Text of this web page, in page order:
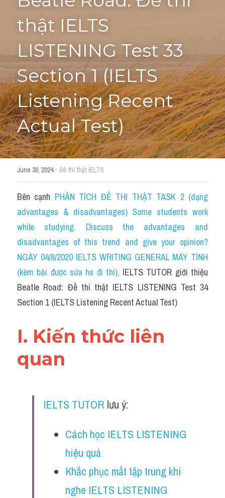
Tourism and Travelling
Pronunciation
Section 3
Section 4
Section 1
Social issues
Section 2
Map
Transcript
Cam
Series luyện nghe Tiếng Anh cùng IELTS T
Health and Medicine
Environment
Advice
IELTS Advice
Writing
HỌC THỬ
thật IELTS
LISTENING Test 33
Section 1 (IELTS
Listening Recent
Actual Test)
June 30, 2024· Đề thi thật IELTS
Bên cạnh PHÂN TÍCH ĐỀ THI THẬT TASK 2 (dạng
advantages & disadvantages) Some students work
while studying. Discuss the advantages and
disadvantages of this trend and give your opinion?
NGÀY 04/8/2020 IELTS WRITING GENERAL MÁY TÍNH
(kèm bài được sửa hs đi thi), IELTS TUTOR giới thiệu
Beatle Road: Đề thi thật IELTS LISTENING Test 34
Section 1 (IELTS Listening Recent Actual Test)
I. Kiến thức liên
quan
IELTS TUTOR lưu ý:
Cách học IELTS LISTENING
hiệu quả
Khắc phục mất tập trung khi
nghe IELTS LISTENING